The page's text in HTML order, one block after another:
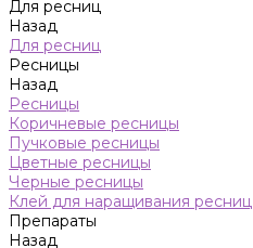
Для ресниц
Назад
Для ресниц
Ресницы
Назад
Ресницы
Коричневые ресницы
Пучковые ресницы
Цветные ресницы
Черные ресницы
Клей для наращивания ресниц
Препараты
Назад